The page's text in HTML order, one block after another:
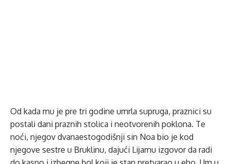
Od kada mu je pre tri godine umrla supruga, praznici su
postali dani praznih stolica i neotvorenih poklona. Te
noći, njegov dvanaestogodišnji sin Noa bio je kod
njegove sestre u Bruklinu, dajući Liјamu izgovor da radi